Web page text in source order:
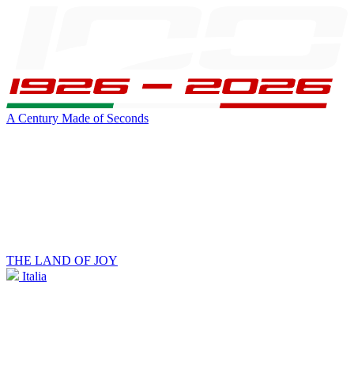
A Century Made of Seconds
THE LAND OF JOY
Italia